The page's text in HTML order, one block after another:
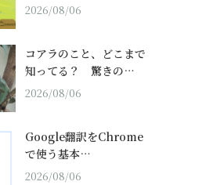
2026/08/06
コアラのこと、どこまで
知ってる？ 驚きの…
2026/08/06
Google翻訳をChrome
で使う基本…
2026/08/06